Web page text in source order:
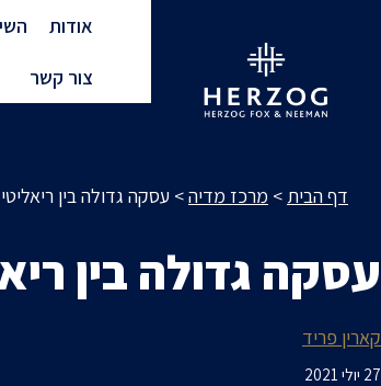
אודות
צור קשר
דף הבית > מרכז מדיה> עסקה גדולה בין
עסקה גדולה בין
קארין פריד
27 יולי 2021